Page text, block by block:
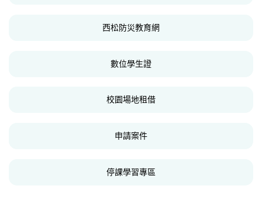
西松防災教育網
數位學生證
校園場地租借
申請案件
停課學習專區